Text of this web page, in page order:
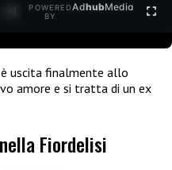
POWERED
BY
AdhubMedia
è uscita finalmente allo
amore e si tratta di un ex
Fiordelisi